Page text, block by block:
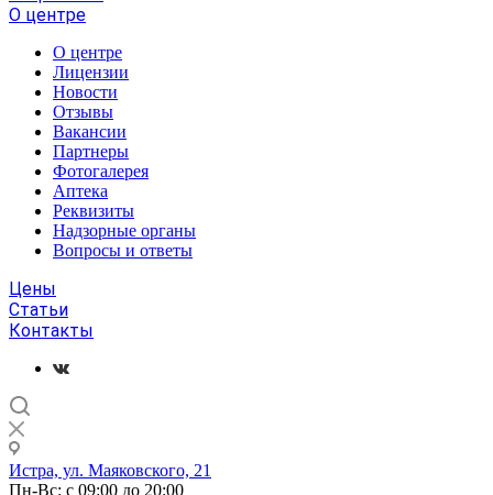
О центре
О центре
Лицензии
Новости
Отзывы
Вакансии
Партнеры
Фотогалерея
Аптека
Реквизиты
Надзорные органы
Вопросы и ответы
Цены
Статьи
Контакты
Истра, ул. Маяковского, 21
Пн-Вс: с 09:00 до 20:00